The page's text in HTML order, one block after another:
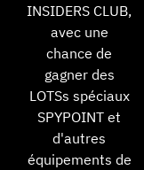
INSIDERS CLUB,
avec une
chance de
gagner des
LOTSs spéciaux
SPYPOINT et
d'autres
équipements de